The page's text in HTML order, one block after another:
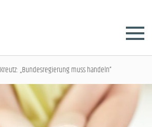
Kreutz: „Bundesregierung muss handeln“